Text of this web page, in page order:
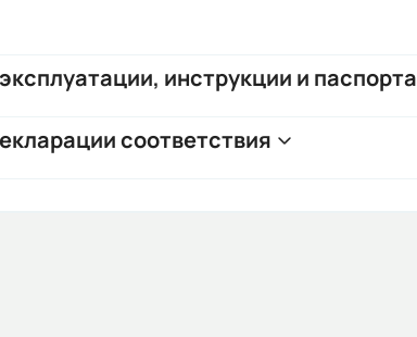
инструкции и паспорта
соответствия